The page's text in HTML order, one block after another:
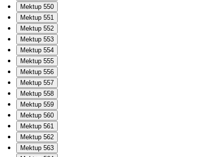
Mektup 550
Mektup 551
Mektup 552
Mektup 553
Mektup 554
Mektup 555
Mektup 556
Mektup 557
Mektup 558
Mektup 559
Mektup 560
Mektup 561
Mektup 562
Mektup 563